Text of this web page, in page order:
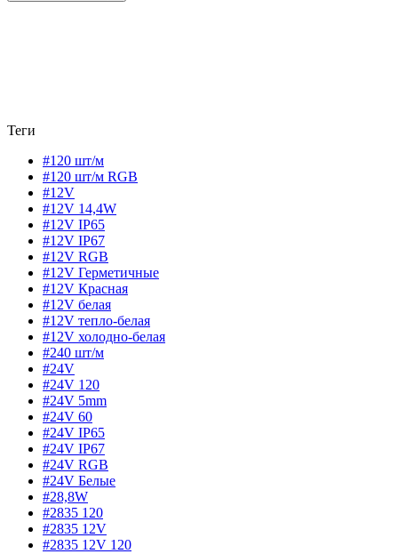
Теги
#120 шт/м
#120 шт/м RGB
#12V
#12V 14,4W
#12V IP65
#12V IP67
#12V RGB
#12V Герметичные
#12V Красная
#12V белая
#12V тепло-белая
#12V холодно-белая
#240 шт/м
#24V
#24V 120
#24V 5mm
#24V 60
#24V IP65
#24V IP67
#24V RGB
#24V Белые
#28,8W
#2835 120
#2835 12V
#2835 12V 120